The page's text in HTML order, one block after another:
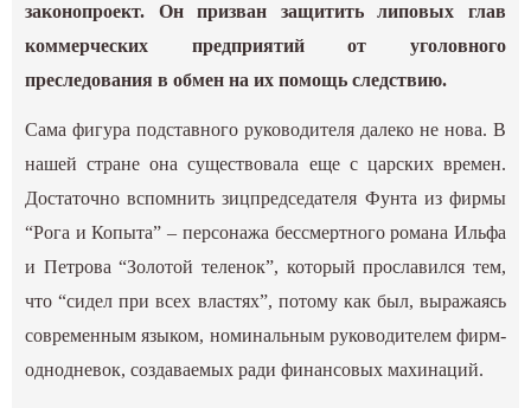
законопроект. Он призван защитить липовых глав
коммерческих предприятий от уголовного
преследования в обмен на их помощь следствию.
Сама фигура подставного руководителя далеко не нова. В
нашей стране она существовала еще с царских времен.
Достаточно вспомнить зицпредседателя Фунта из фирмы
“Рога и Копыта” – персонажа бессмертного романа Ильфа
и Петрова “Золотой теленок”, который прославился тем,
что “сидел при всех властях”, потому как был, выражаясь
современным языком, номинальным руководителем фирм-
однодневок, создаваемых ради финансовых махинаций.